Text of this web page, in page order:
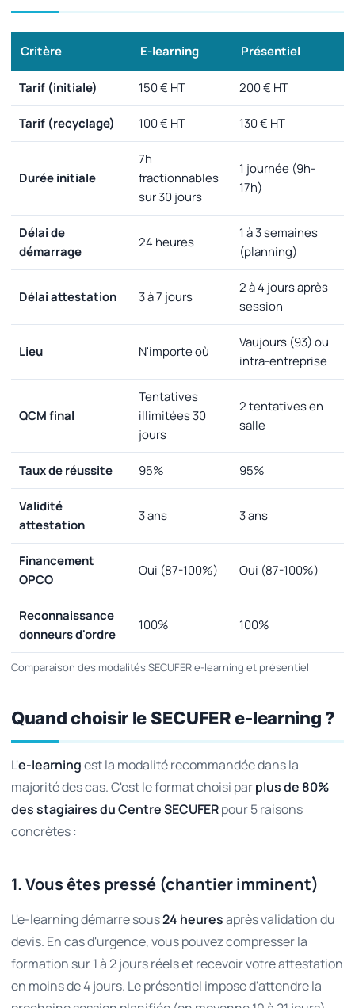
Comparaison des modalités SECUFER e-learning et présentiel
Critère E-learning Présentiel
Tarif (initiale) 150 € HT 200 € HT
Tarif (recyclage) 100 € HT 130 € HT
Durée initiale
7h
fractionnables
sur 30 jours
1 journée (9h-
17h)
Délai de
démarrage
24 heures
1 à 3 semaines
(planning)
Délai attestation 3 à 7 jours
2 à 4 jours après
session
Lieu N'importe où
Vaujours (93) ou
intra-entreprise
QCM final
Tentatives
illimitées 30
jours
2 tentatives en
salle
Taux de réussite 95% 95%
Validité
attestation
3 ans 3 ans
Financement
OPCO
Oui (87-100%) Oui (87-100%)
Reconnaissance
donneurs d'ordre
100% 100%
Quand choisir le SECUFER e-learning ?
L'e-learningest la modalité recommandée dans la
majorité des cas. C'est le format choisi parplus de 80%
des stagiaires du Centre SECUFERpour 5 raisons
concrètes :
1. Vous êtes pressé (chantier imminent)
L'e-learning démarre sous24 heuresaprès validation du
devis. En cas d'urgence, vous pouvez compresser la
formation sur 1 à 2 jours réels et recevoir votre attestation
en moins de 4 jours. Le présentiel impose d'attendre la